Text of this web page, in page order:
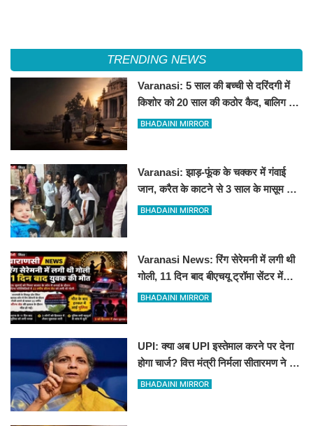
TRENDING NEWS
Varanasi: 5 साल की बच्ची से दरिंदगी में
किशोर को 20 साल की कठोर कैद, बालिग की
तरह चला मुकदमा
BHADAINI MIRROR
Varanasi: झाड़-फूंक के चक्कर में गंवाई
जान, करैत के काटने से 3 साल के मासूम की
मौत
BHADAINI MIRROR
Varanasi News: रिंग सेरेमनी में लगी थी
गोली, 11 दिन बाद बीएचयू ट्रॉमा सेंटर में
युवक की मौत
BHADAINI MIRROR
UPI: क्या अब UPI इस्तेमाल करने पर देना
होगा चार्ज? वित्त मंत्री निर्मला सीतारमण ने दी
सफाई
BHADAINI MIRROR